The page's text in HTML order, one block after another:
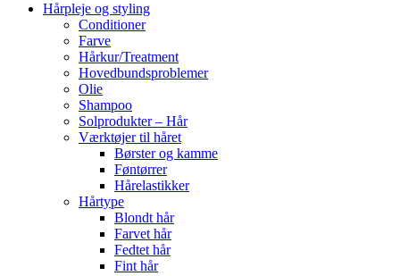
Hårpleje og styling
Conditioner
Farve
Hårkur/Treatment
Hovedbundsproblemer
Olie
Shampoo
Solprodukter – Hår
Værktøjer til håret
Børster og kamme
Føntørrer
Hårelastikker
Hårtype
Blondt hår
Farvet hår
Fedtet hår
Fint hår